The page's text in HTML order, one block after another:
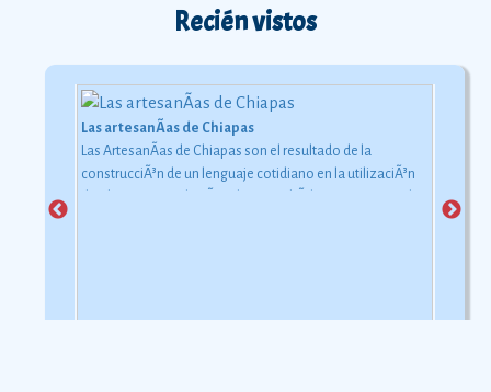
Recién vistos
Las artesanÃ­as de Chiapas
Las ArtesanÃ­as de Chiapas son el resultado de la
construcciÃ³n de un lenguaje cotidiano en la utilizaciÃ³n